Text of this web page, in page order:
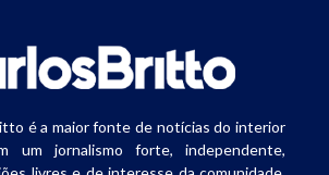
é a maior fonte de notícias do interior
um jornalismo forte, independente,